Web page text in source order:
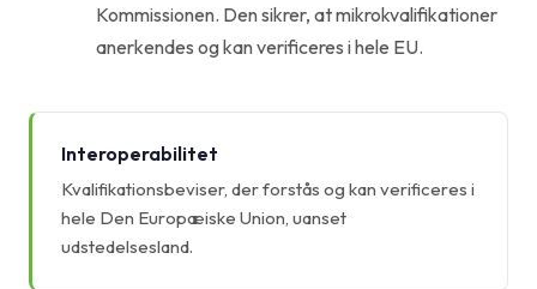
Kommissionen. Den sikrer, at mikrokvalifikationer
anerkendes og kan verificeres i hele EU.
Interoperabilitet
Kvalifikationsbeviser, der forstås og kan verificeres i
hele Den Europæiske Union, uanset
udstedelsesland.